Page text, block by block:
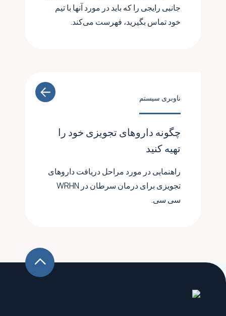
جانبی رایجی را که باید در مورد آنها با تیم
خود تماس بگیرید، فهرست می‌کند.
ناوبری سیستم
چگونه داروهای تجویزی خود را
تهیه کنید
راهنمایی در مورد مراحل دریافت داروهای
تجویزی برای درمان سرطان در WRHN
سی سی.